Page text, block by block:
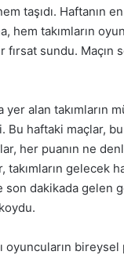
taşıdı. Haftanın
hem takımların
sundu. Maçın
yer alan
haftaki maçlar,
her puanın ne
takımların gelecek
son dakikada gelen
oyuncuların